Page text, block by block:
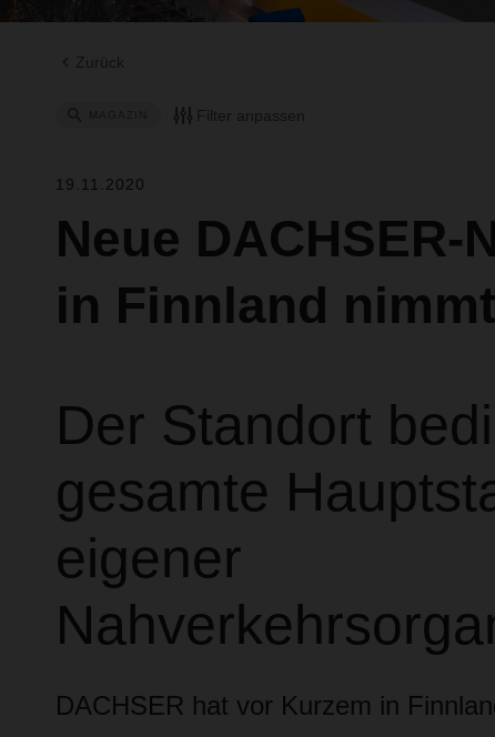
Zurück
Filter anpassen
19.11.2020
Neue
in Finnland
Der Standort
gesamte
eigener
DACHSER hat vor Kurzem in